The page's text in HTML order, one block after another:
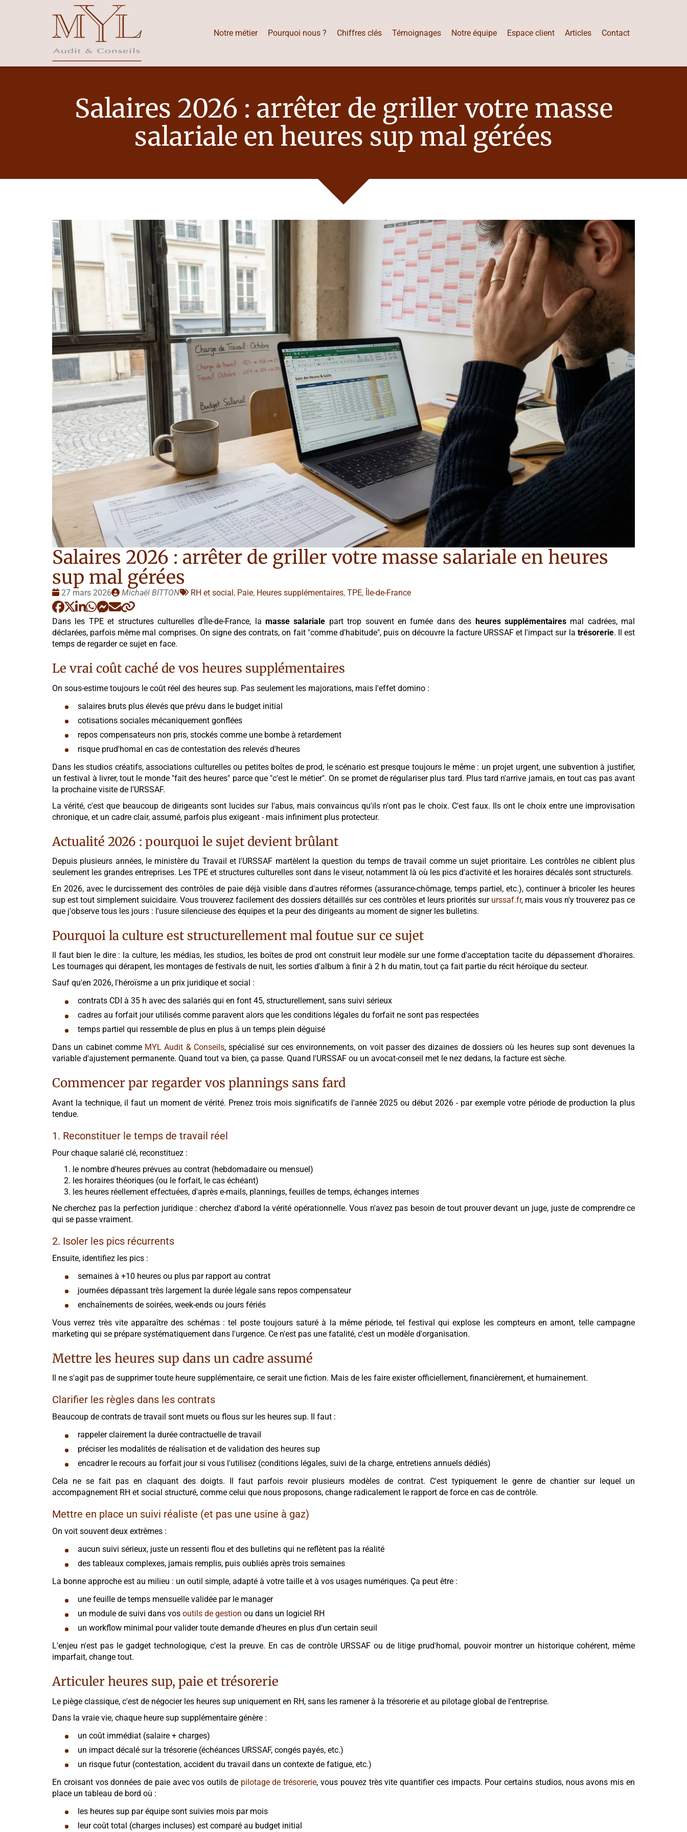
Notre métier Pourquoi nous ? Chiffres clés Témoignages Notre équipe Espace client Articles Contact
Salaires 2026 : arrêter de griller votre masse
salariale en heures sup mal gérées
Salaires 2026 : arrêter de griller votre masse salariale en heures
sup mal gérées
Date
:
27 mars 2026
Publié
par
Michaël BITTON
Tags
RH et social , Paie, Heures supplémentaires, TPE, Île-de-France
Dans les TPE et structures culturelles d'Île-de-France, lamasse salariale part trop souvent en fumée dans des heures supplémentairesmal cadrées, mal
déclarées, parfois même mal comprises. On signe des contrats, on fait "comme d'habitude", puis on découvre la facture URSSAF et l'impact sur la trésorerie. Il est
temps de regarder ce sujet en face.
Le vrai coût caché de vos heures supplémentaires
On sous-estime toujours le coût réel des heures sup. Pas seulement les majorations, mais l'effet domino :
salaires bruts plus élevés que prévu dans le budget initial
cotisations sociales mécaniquement gonflées
repos compensateurs non pris, stockés comme une bombe à retardement
risque prud'homal en cas de contestation des relevés d'heures
Dans les studios créatifs, associations culturelles ou petites boîtes de prod, le scénario est presque toujours le même : un projet urgent, une subvention à justifier,
un festival à livrer, tout le monde "fait des heures" parce que "c'est le métier". On se promet de régulariser plus tard. Plus tard n'arrive jamais, en tout cas pas avant
la prochaine visite de l'URSSAF.
La vérité, c'est que beaucoup de dirigeants sont lucides sur l'abus, mais convaincus qu'ils n'ont pas le choix. C'est faux. Ils ont le choix entre une improvisation
chronique, et un cadre clair, assumé, parfois plus exigeant - mais infiniment plus protecteur.
Actualité 2026 : pourquoi le sujet devient brûlant
Depuis plusieurs années, le ministère du Travail et l'URSSAF martèlent la question du temps de travail comme un sujet prioritaire. Les contrôles ne ciblent plus
seulement les grandes entreprises. Les TPE et structures culturelles sont dans le viseur, notamment là où les pics d'activité et les horaires décalés sont structurels.
En 2026, avec le durcissement des contrôles de paie déjà visible dans d'autres réformes (assurance-chômage, temps partiel, etc.), continuer à bricoler les heures
sup est tout simplement suicidaire. Vous trouverez facilement des dossiers détaillés sur ces contrôles et leurs priorités sur urssaf.fr, mais vous n'y trouverez pas ce
que j'observe tous les jours : l'usure silencieuse des équipes et la peur des dirigeants au moment de signer les bulletins.
Pourquoi la culture est structurellement mal foutue sur ce sujet
Il faut bien le dire : la culture, les médias, les studios, les boîtes de prod ont construit leur modèle sur une forme d'acceptation tacite du dépassement d'horaires.
Les tournages qui dérapent, les montages de festivals de nuit, les sorties d'album à finir à 2 h du matin, tout ça fait partie du récit héroïque du secteur.
Sauf qu'en 2026, l'héroïsme a un prix juridique et social :
contrats CDI à 35 h avec des salariés qui en font 45, structurellement, sans suivi sérieux
cadres au forfait jour utilisés comme paravent alors que les conditions légales du forfait ne sont pas respectées
temps partiel qui ressemble de plus en plus à un temps plein déguisé
Dans un cabinet comme MYL Audit & Conseils, spécialisé sur ces environnements, on voit passer des dizaines de dossiers où les heures sup sont devenues la
variable d'ajustement permanente. Quand tout va bien, ça passe. Quand l'URSSAF ou un avocat-conseil met le nez dedans, la facture est sèche.
Commencer par regarder vos plannings sans fard
Avant la technique, il faut un moment de vérité. Prenez trois mois significatifs de l'année 2025 ou début 2026 - par exemple votre période de production la plus
tendue.
1. Reconstituer le temps de travail réel
Pour chaque salarié clé, reconstituez :
le nombre d'heures prévues au contrat (hebdomadaire ou mensuel)
les horaires théoriques (ou le forfait, le cas échéant)
les heures réellement effectuées, d'après e-mails, plannings, feuilles de temps, échanges internes
Ne cherchez pas la perfection juridique : cherchez d'abord la vérité opérationnelle. Vous n'avez pas besoin de tout prouver devant un juge, juste de comprendre ce
qui se passe vraiment.
2. Isoler les pics récurrents
Ensuite, identifiez les pics :
semaines à +10 heures ou plus par rapport au contrat
journées dépassant très largement la durée légale sans repos compensateur
enchaînements de soirées, week-ends ou jours fériés
Vous verrez très vite apparaître des schémas : tel poste toujours saturé à la même période, tel festival qui explose les compteurs en amont, telle campagne
marketing qui se prépare systématiquement dans l'urgence. Ce n'est pas une fatalité, c'est un modèle d'organisation.
Mettre les heures sup dans un cadre assumé
Il ne s'agit pas de supprimer toute heure supplémentaire, ce serait une fiction. Mais de les faire exister officiellement, financièrement, et humainement.
Clarifier les règles dans les contrats
Beaucoup de contrats de travail sont muets ou flous sur les heures sup. Il faut :
rappeler clairement la durée contractuelle de travail
préciser les modalités de réalisation et de validation des heures sup
encadrer le recours au forfait jour si vous l'utilisez (conditions légales, suivi de la charge, entretiens annuels dédiés)
Cela ne se fait pas en claquant des doigts. Il faut parfois revoir plusieurs modèles de contrat. C'est typiquement le genre de chantier sur lequel un
accompagnement RH et social structuré, comme celui que nous proposons, change radicalement le rapport de force en cas de contrôle.
Mettre en place un suivi réaliste (et pas une usine à gaz)
On voit souvent deux extrêmes :
aucun suivi sérieux, juste un ressenti flou et des bulletins qui ne reflètent pas la réalité
des tableaux complexes, jamais remplis, puis oubliés après trois semaines
La bonne approche est au milieu : un outil simple, adapté à votre taille et à vos usages numériques. Ça peut être :
une feuille de temps mensuelle validée par le manager
un module de suivi dans vos outils de gestion ou dans un logiciel RH
un workflow minimal pour valider toute demande d'heures en plus d'un certain seuil
L'enjeu n'est pas le gadget technologique, c'est la preuve. En cas de contrôle URSSAF ou de litige prud'homal, pouvoir montrer un historique cohérent, même
imparfait, change tout.
Articuler heures sup, paie et trésorerie
Le piège classique, c'est de négocier les heures sup uniquement en RH, sans les ramener à la trésorerie et au pilotage global de l'entreprise.
Dans la vraie vie, chaque heure sup supplémentaire génère :
un coût immédiat (salaire + charges)
un impact décalé sur la trésorerie (échéances URSSAF, congés payés, etc.)
un risque futur (contestation, accident du travail dans un contexte de fatigue, etc.)
En croisant vos données de paie avec vos outils de pilotage de trésorerie, vous pouvez très vite quantifier ces impacts. Pour certains studios, nous avons mis en
place un tableau de bord où :
les heures sup par équipe sont suivies mois par mois
leur coût total (charges incluses) est comparé au budget initial